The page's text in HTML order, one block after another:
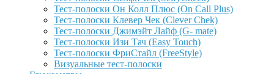
Тест-полоски Он Колл Плюс (On Call Plus)
Тест-полоски Клевер Чек (Clever Chek)
Тест-полоски Джимэйт Лайф (G- mate)
Тест-полоски Изи Тач (Easy Touch)
Тест-полоски ФриCтайл (FreeStyle)
Визуальные тест-полоски